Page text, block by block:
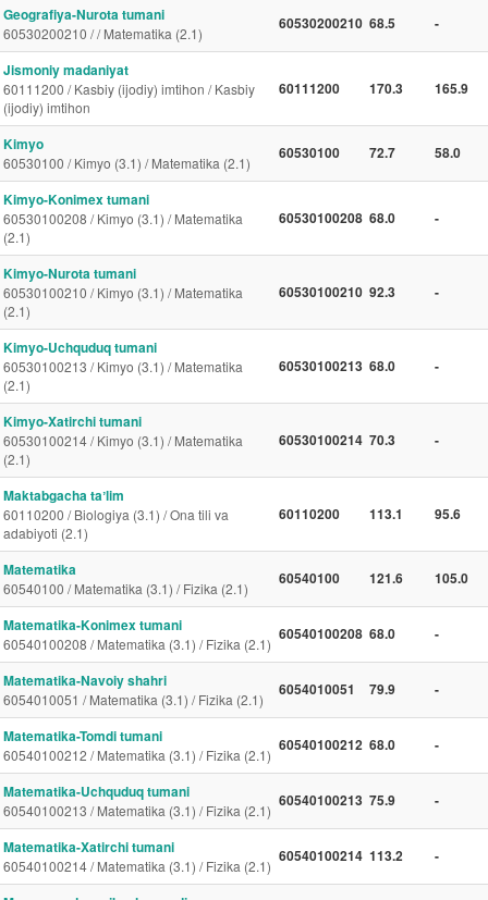
Geografiya-Nurota tumani
60530200210 / / Matematika (2.1)
60530200210 68.5 -
Jismoniy madaniyat
60111200 / Kasbiy (ijodiy) imtihon / Kasbiy
(ijodiy) imtihon
60111200 170.3 165.9
Kimyo
60530100 / Kimyo (3.1) / Matematika (2.1)
60530100 72.7 58.0
Kimyo-Konimex tumani
60530100208 / Kimyo (3.1) / Matematika
(2.1)
60530100208 68.0 -
Kimyo-Nurota tumani
60530100210 / Kimyo (3.1) / Matematika
(2.1)
60530100210 92.3 -
Kimyo-Uchquduq tumani
60530100213 / Kimyo (3.1) / Matematika
(2.1)
60530100213 68.0 -
Kimyo-Xatirchi tumani
60530100214 / Kimyo (3.1) / Matematika
(2.1)
60530100214 70.3 -
Maktabgacha taʼlim
60110200 / Biologiya (3.1) / Ona tili va
adabiyoti (2.1)
60110200 113.1 95.6
Matematika
60540100 / Matematika (3.1) / Fizika (2.1)
60540100 121.6 105.0
Matematika-Konimex tumani
60540100208 / Matematika (3.1) / Fizika (2.1)
60540100208 68.0 -
Matematika-Navoiy shahri
6054010051 / Matematika (3.1) / Fizika (2.1)
6054010051 79.9 -
Matematika-Tomdi tumani
60540100212 / Matematika (3.1) / Fizika (2.1)
60540100212 68.0 -
Matematika-Uchquduq tumani
60540100213 / Matematika (3.1) / Fizika (2.1)
60540100213 75.9 -
Matematika-Xatirchi tumani
60540100214 / Matematika (3.1) / Fizika (2.1)
60540100214 113.2 -